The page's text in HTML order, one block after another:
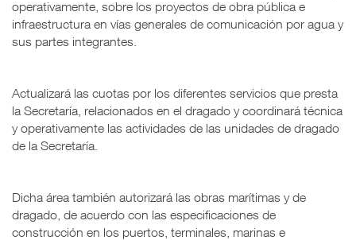
operativamente, sobre los proyectos de obra pública e
infraestructura en vías generales de comunicación por agua y
sus partes integrantes.
Actualizará las cuotas por los diferentes servicios que presta
la Secretaría, relacionados en el dragado y coordinará técnica
y operativamente las actividades de las unidades de dragado
de la Secretaría.
Dicha área también autorizará las obras marítimas y de
dragado, de acuerdo con las especificaciones de
construcción en los puertos, terminales, marinas e